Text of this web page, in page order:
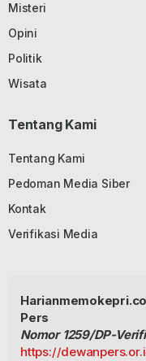
Misteri
Opini
Politik
Wisata
Tentang Kami
Tentang Kami
Pedoman Media Siber
Kontak
Verifikasi Media
Pers
Nomor 1259/DP-
https://